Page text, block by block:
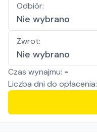
Odbiór:
Nie wybrano
Zwrot:
Nie wybrano
Czas wynajmu: -
Liczba dni do opłacenia: